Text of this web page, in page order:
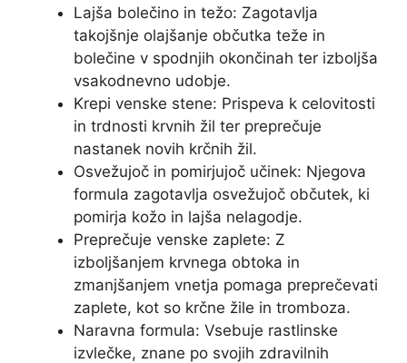
Lajša bolečino in težo: Zagotavlja
takojšnje olajšanje občutka teže in
bolečine v spodnjih okončinah ter izboljša
vsakodnevno udobje.
Krepi venske stene: Prispeva k celovitosti
in trdnosti krvnih žil ter preprečuje
nastanek novih krčnih žil.
Osvežujoč in pomirjujoč učinek: Njegova
formula zagotavlja osvežujoč občutek, ki
pomirja kožo in lajša nelagodje.
Preprečuje venske zaplete: Z
izboljšanjem krvnega obtoka in
zmanjšanjem vnetja pomaga preprečevati
zaplete, kot so krčne žile in tromboza.
Naravna formula: Vsebuje rastlinske
izvlečke, znane po svojih zdravilnih